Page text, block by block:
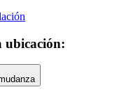
ubicación: